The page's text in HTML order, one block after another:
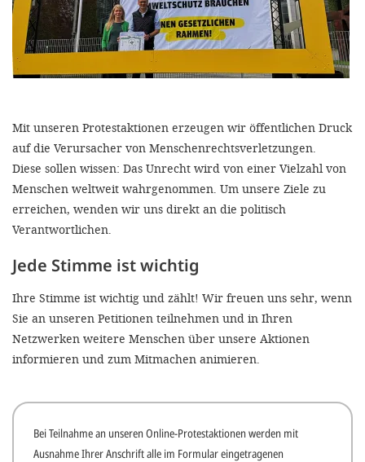
Mit unseren Protestaktionen erzeugen wir öffentlichen Druck
auf die Verursacher von Menschenrechtsverletzungen.
Diese sollen wissen: Das Unrecht wird von einer Vielzahl von
Menschen weltweit wahrgenommen. Um unsere Ziele zu
erreichen, wenden wir uns direkt an die politisch
Verantwortlichen.
Jede Stimme ist wichtig
Ihre Stimme ist wichtig und zählt! Wir freuen uns sehr, wenn
Sie an unseren Petitionen teilnehmen und in Ihren
Netzwerken weitere Menschen über unsere Aktionen
informieren und zum Mitmachen animieren.
Bei Teilnahme an unseren Online-Protestaktionen werden mit
Ausnahme Ihrer Anschrift alle im Formular eingetragenen
efficient,
the best
cookies
optional
'Cookie